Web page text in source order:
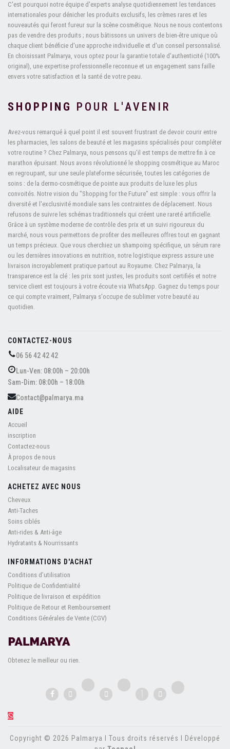
C'est pourquoi notre équipe d'experts analyse quotidiennement les tendances
internationales pour dénicher les produits exclusifs, les crèmes rares et les
nouveautés qui feront fureur sur la scène cosmétique. Nous ne nous contentons
pas de vendre des produits ; nous bâtissons un univers de bien-être unique où
chaque client bénéficie d'une approche individuelle et d'un conseil personnalisé.
En choisissant Palmarya, vous optez pour la garantie totale d'authenticité (100%
original), une expertise professionnelle reconnue et un engagement sans faille
envers votre satisfaction et la santé de votre peau.
SHOPPING POUR L'AVENIR
Avez-vous remarqué à quel point il est souvent frustrant de devoir courir entre
les pharmacies, les salons de beauté et les magasins spécialisés pour compléter
votre routine ? Chez Palmarya, nous pensons qu'il est temps de mettre fin à ce
marathon épuisant. Nous avons révolutionné le shopping cosmétique au Maroc
en regroupant, sur une seule plateforme sécurisée, toutes les catégories de
soins : de la dermo-cosmétique de pointe aux produits de luxe les plus
convoités. Notre vision du "Shopping for the Future" est simple : vous offrir la
diversité et l'exclusivité mondiale sans les contraintes de déplacement. Nous
refusons de suivre les schémas traditionnels qui créent une rareté artificielle.
Grâce à un système moderne de contrôle des prix et un suivi rigoureux du
marché, nous vous permettons de profiter des meilleures offres tout en gagnant
un temps précieux. Que vous cherchiez un shampoing spécifique, un sérum rare
ou les dernières innovations en nutrition, notre logistique express assure une
livraison incroyablement pratique partout au Royaume. Chez Palmarya, la
transparence est la clé : les prix sont justes, les produits sont certifiés et notre
service client est toujours à votre écoute via WhatsApp. Gagnez du temps pour
ce qui compte vraiment, Palmarya s'occupe de sublimer votre beauté au
quotidien.
CONTACTEZ-NOUS
06 56 42 42 42
Lun-Ven: 08:00h – 20:00h
Sam-Dim: 08:00h – 18:00h
Contact@palmarya.ma
AIDE
Accueil
inscription
Contactez-nous
À propos de nous
Localisateur de magasins
ACHETEZ AVEC NOUS
Cheveux
Anti-Taches
Soins ciblés
Anti-rides & Anti-âge
Hydratants & Nourrissants
INFORMATIONS D'ACHAT
Conditions d’utilisation
Politique de Confidentialité
Politique de livraison et expédition
Politique de Retour et Remboursement
Conditions Générales de Vente (CGV)
Obtenez le meilleur ou rien.
Copyright © 2026 Palmarya l Tous droits réservés l Développé